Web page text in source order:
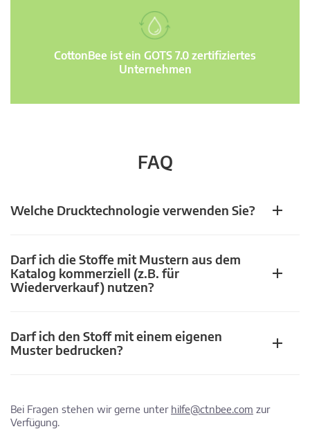
CottonBee ist ein GOTS 7.0 zertifiziertes
Unternehmen
FAQ
Welche Drucktechnologie verwenden Sie?
Darf ich die Stoffe mit Mustern aus dem
Katalog kommerziell (z.B. für
Wiederverkauf) nutzen?
Darf ich den Stoff mit einem eigenen
Muster bedrucken?
Bei Fragen stehen wir gerne unter hilfe@ctnbee.com zur
Verfügung.